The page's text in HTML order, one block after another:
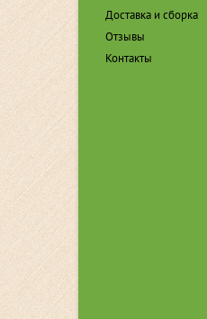
Доставка и сборка
Отзывы
Контакты